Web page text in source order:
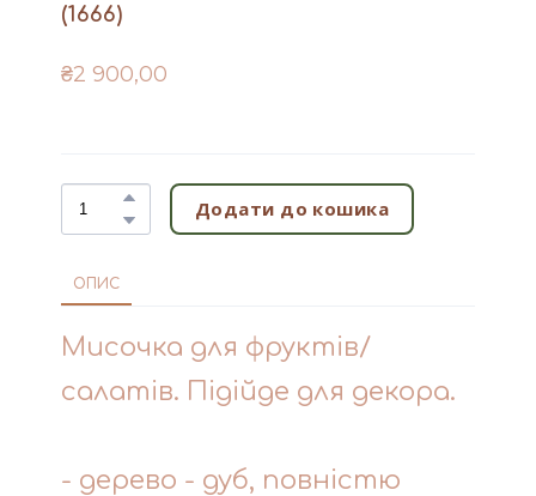
(1666)
₴2 900,00
Додати до кошика
ОПИС
Мисочка для фруктів/
салатів. Підійде для декора.
- дерево - дуб, повністю